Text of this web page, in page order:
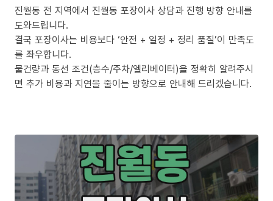
진월동 전 지역에서 진월동 포장이사 상담과 진행 방향 안내를
도와드립니다.
결국 포장이사는 비용보다 ‘안전 + 일정 + 정리 품질’이 만족도
를 좌우합니다.
물건량과 동선 조건(층수/주차/엘리베이터)을 정확히 알려주시
면 추가 비용과 지연을 줄이는 방향으로 안내해 드리겠습니다.